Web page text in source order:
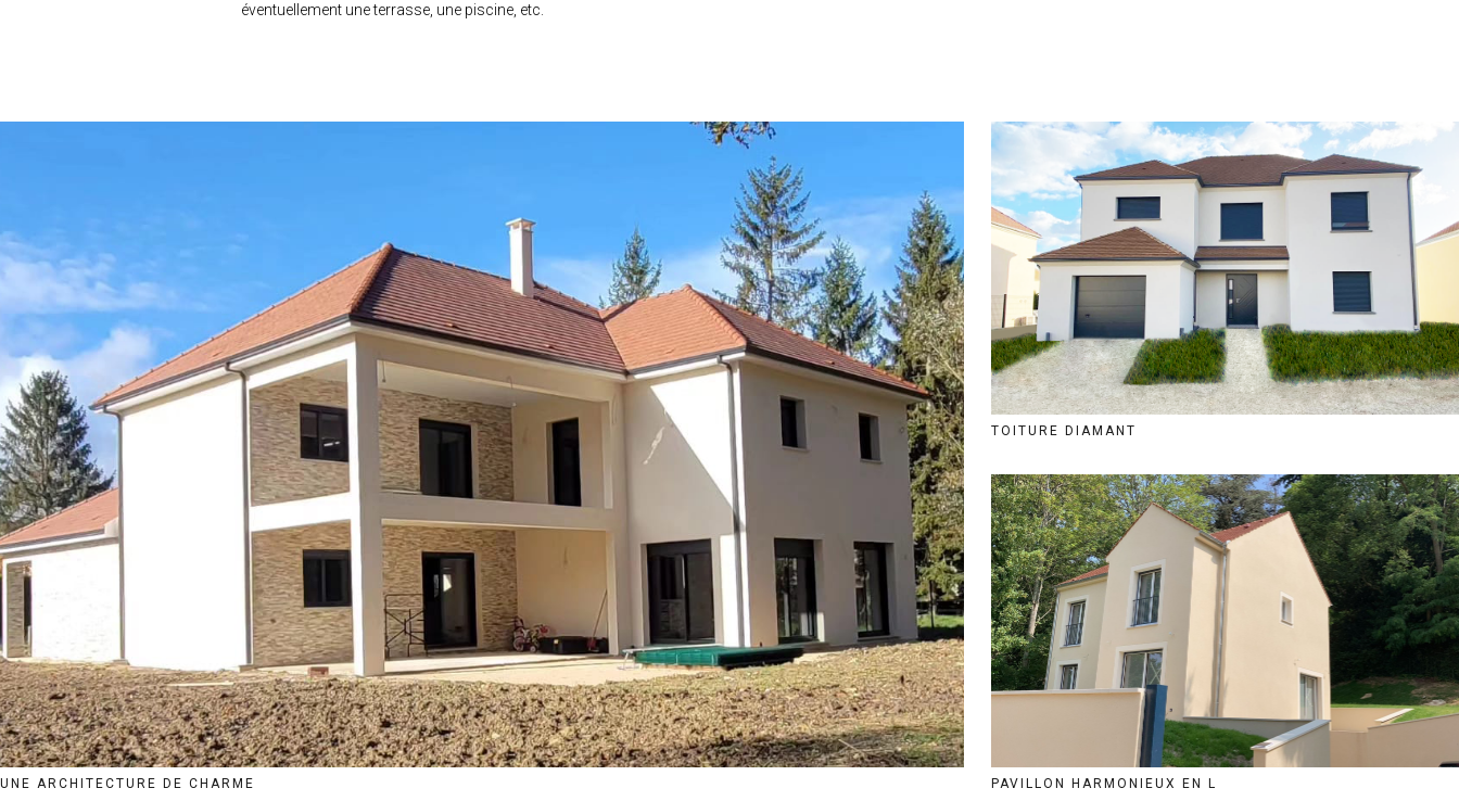
éventuellement une terrasse, une piscine, etc.
UNE ARCHITECTURE DE CHARME
TOITURE DIAMANT
PAVILLON HARMONIEUX EN L